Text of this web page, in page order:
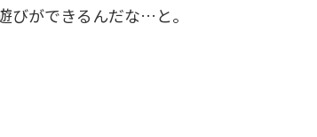
びができるんだな…と。